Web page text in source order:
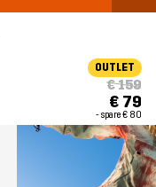
OUTLET
€ 159
€ 79
- spare€ 80